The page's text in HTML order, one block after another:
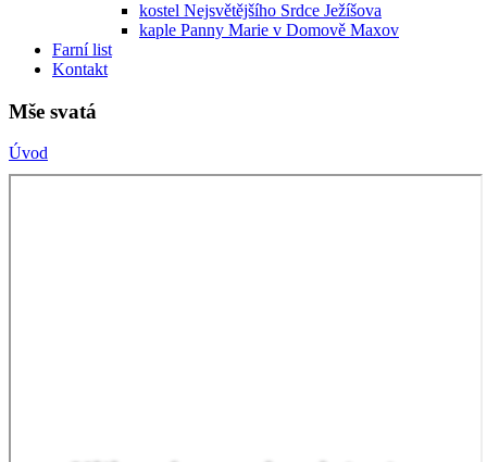
kostel Nejsvětějšího Srdce Ježíšova
kaple Panny Marie v Domově Maxov
Farní list
Kontakt
Mše svatá
Úvod